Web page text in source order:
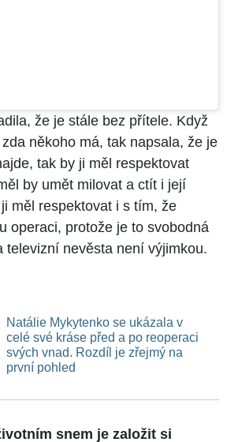
že je stále bez přítele. Když
někoho má, tak napsala, že je
tak by ji měl respektovat
by umět milovat a ctít i její
měl respektovat i s tím, že
operaci, protože je to svobodná
televizní nevěsta není výjimkou.
Natálie Mykytenko se ukázala v
celé své kráse před a po reoperaci
svých vnad. Rozdíl je zřejmý na
první pohled
snem je založit si